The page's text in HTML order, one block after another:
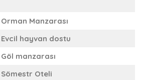
Orman Manzarası
Evcil hayvan dostu
Göl manzarası
Sömestr Oteli